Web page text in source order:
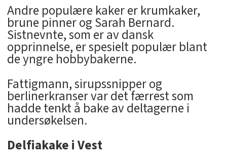
Andre populære kaker er krumkaker,
brune pinner og Sarah Bernard.
Sistnevnte, som er av dansk
opprinnelse, er spesielt populær blant
de yngre hobbybakerne.
Fattigmann, sirupssnipper og
berlinerkranser var det færrest som
hadde tenkt å bake av deltagerne i
undersøkelsen.
Delfiakake i Vest